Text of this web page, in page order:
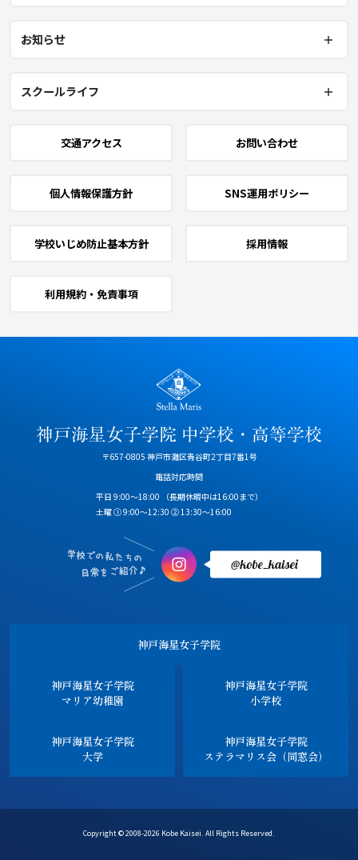
お知らせ
スクールライフ
交通アクセス お問い合わせ
個人情報保護方針 SNS運用ポリシー
学校いじめ防止基本方針 採用情報
利用規約・免責事項
〒657-0805 神戸市灘区青谷町2丁目7番1号
電話対応時間
平日 9:00～18:00
（長期休暇中は16:00まで）
土曜 ① 9:00～12:30 ② 13:30～16:00
神戸海星女子学院
神戸海星女子学院
マリア幼稚園
神戸海星女子学院
小学校
神戸海星女子学院
大学
神戸海星女子学院
ステラマリス会（同窓会）
Copyright © 2008-2026 Kobe Kaisei. All Rights Reserved.